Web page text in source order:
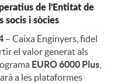
de l'Entitat de
socis i sòcies
– Caixa Enginyers, fidel
el valor generat als
EURO 6000 Plus
a les plataformes